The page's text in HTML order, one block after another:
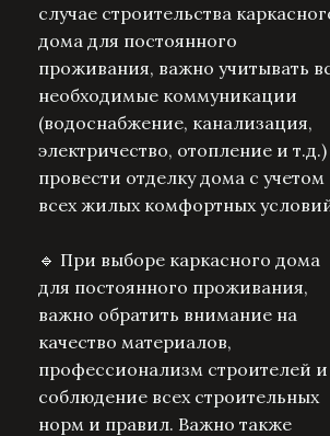
случае строительства
дома для постоянного
проживания, важно учитывать
необходимые коммуникации
(водоснабжение, канализация,
электричество, отопление и
провести отделку дома с учетом
всех жилых комфортных
🔹 При выборе каркасного дома
для постоянного проживания,
важно обратить внимание на
качество материалов,
профессионализм строителей и
соблюдение всех строительных
норм и правил. Важно также